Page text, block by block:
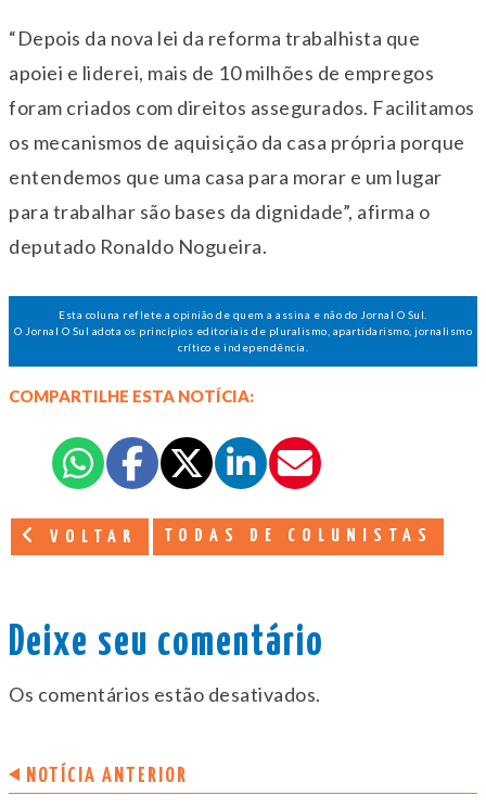
“Depois da nova lei da reforma trabalhista que
apoiei e liderei, mais de 10 milhões de empregos
foram criados com direitos assegurados. Facilitamos
os mecanismos de aquisição da casa própria porque
entendemos que uma casa para morar e um lugar
para trabalhar são bases da dignidade”, afirma o
deputado Ronaldo Nogueira.
Esta coluna reflete a opinião de quem a assina e não do Jornal O Sul.
O Jornal O Sul adota os princípios editoriais de pluralismo, apartidarismo, jornalismo
crítico e independência.
COMPARTILHE ESTA NOTÍCIA:
VOLTAR TODAS DE COLUNISTAS
Deixe seu comentário
Os comentários estão desativados.
NOTÍCIA ANTERIOR